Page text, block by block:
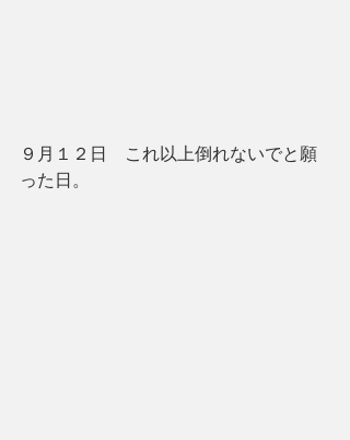
９月１２日　これ以上倒れないでと願
った日。